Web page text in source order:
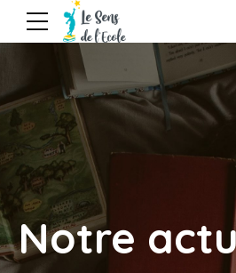
Notre